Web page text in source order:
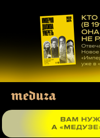
материалам